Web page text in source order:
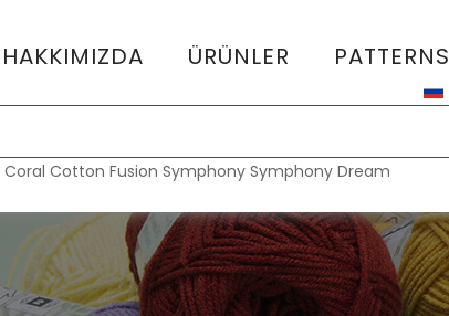
HAKKIMIZDA ÜRÜNLER PATTERNS
Coral Cotton Fusion Symphony Symphony Dream